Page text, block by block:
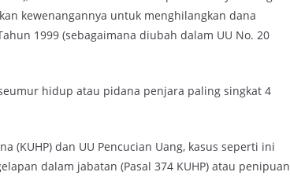
kewenangannya untuk menghilangkan dana
1999 (sebagaimana diubah dalam UU No. 20
hidup atau pidana penjara paling singkat 4
(KUHP) dan UU Pencucian Uang, kasus seperti ini
dalam jabatan (Pasal 374 KUHP) atau penipuan